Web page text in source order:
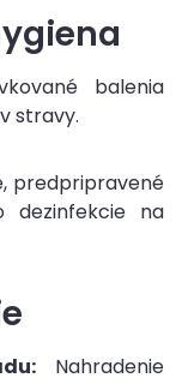
balenia
stravy.
predpripravené
dezinfekcie na
Nahradenie